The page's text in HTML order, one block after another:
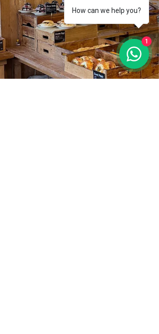
比例最协调。 坐着拍的话人会太低，构图不
平衡。 ⸻ 延南洞这两家真的是「人生四
宫格的新高度」🎞 一个是极简高级风、一个
是可爱治愈风， 不管哪种，都能拍
How can we help you?
1